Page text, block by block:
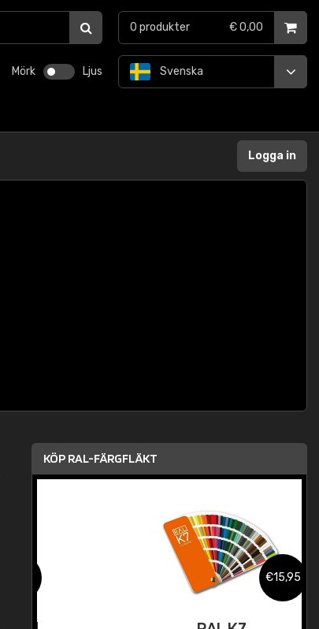
Mörk Ljus Svenska
0 produkter € 0,00
Logga in
KÖP RAL-FÄRGFLÄKT
€15,95